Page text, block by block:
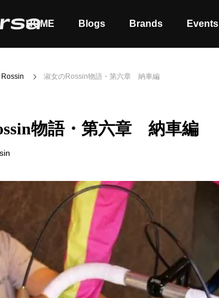
HOME Blogs Brands Events
Rossin 淑女のRossin物語・第六章 納車編
物語・第六章 納車編